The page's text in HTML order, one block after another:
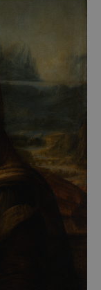
(1911–
zná každý,